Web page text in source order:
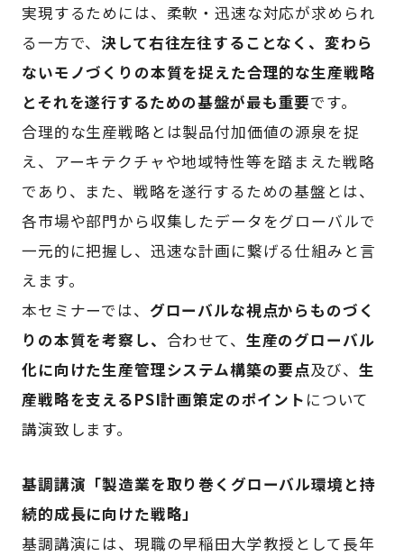
実現するためには、柔軟・迅速な対応が求められ
る一方で、決して右往左往することなく、変わら
ないモノづくりの本質を捉えた合理的な生産戦略
とそれを遂行するための基盤が最も重要です。
合理的な生産戦略とは製品付加価値の源泉を捉
え、アーキテクチャや地域特性等を踏まえた戦略
であり、また、戦略を遂行するための基盤とは、
各市場や部門から収集したデータをグローバルで
一元的に把握し、迅速な計画に繋げる仕組みと言
えます。
本セミナーでは、 グローバルな視点からものづく
りの本質を考察し、 合わせて、 生産のグローバル
化に向けた生産管理システム構築の要点及び、 生
産戦略を支えるPSI計画策定のポイント について
講演致します。
基調講演「製造業を取り巻くグローバル環境と持
続的成長に向けた戦略」
基調講演には、現職の早稲田大学教授として長年